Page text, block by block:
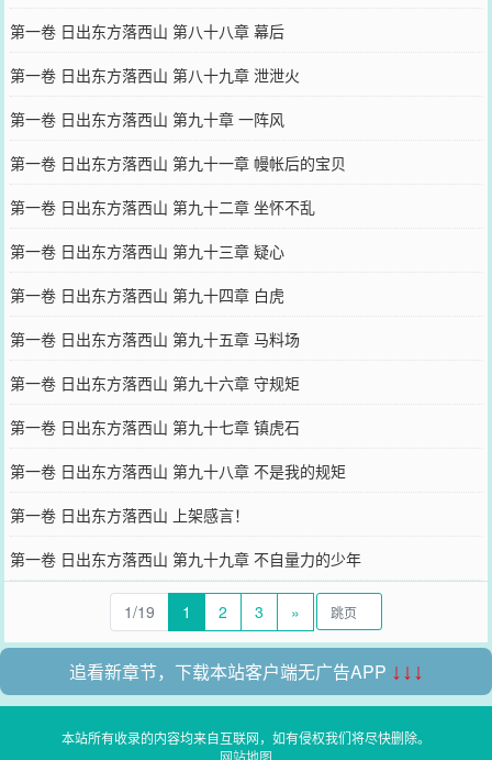
第一卷 日出东方落西山 第八十八章 幕后
第一卷 日出东方落西山 第八十九章 泄泄火
第一卷 日出东方落西山 第九十章 一阵风
第一卷 日出东方落西山 第九十一章 幔帐后的宝贝
第一卷 日出东方落西山 第九十二章 坐怀不乱
第一卷 日出东方落西山 第九十三章 疑心
第一卷 日出东方落西山 第九十四章 白虎
第一卷 日出东方落西山 第九十五章 马料场
第一卷 日出东方落西山 第九十六章 守规矩
第一卷 日出东方落西山 第九十七章 镇虎石
第一卷 日出东方落西山 第九十八章 不是我的规矩
第一卷 日出东方落西山 上架感言！
第一卷 日出东方落西山 第九十九章 不自量力的少年
1/19 1 2 3 »
追看新章节，下载本站客户端无广告APP ↓↓↓
本站所有收录的内容均来自互联网，如有侵权我们将尽快删除。
网站地图